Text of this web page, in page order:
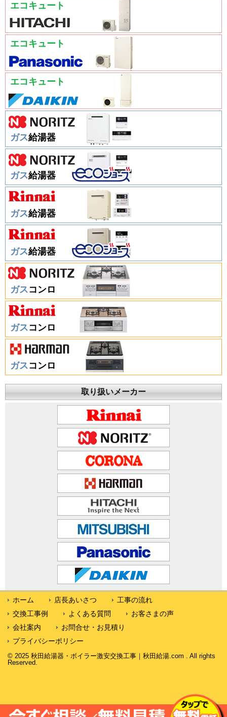
エコキュート
エコキュート
エコキュート
ガス給湯器
ガス給湯器
ガス給湯器
ガス給湯器
ガスコンロ
ガスコンロ
ガスコンロ
取り扱いメーカー
ホーム 店長あいさつ
工事の流れ
交換工事例
よくある質問
お客さまの声
会社案内
お問合せ・お見積り
プライバシーポリシー
© 2025 秋田給湯器・ボイラー激安交換工事｜秋田給湯.com . All rights
Reserved.